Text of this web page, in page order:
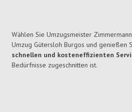
Wählen Sie Umzugsmeister
Umzug Gütersloh Burgos und genießen
schnellen und kosteneffizienten
Bedürfnisse zugeschnitten ist.